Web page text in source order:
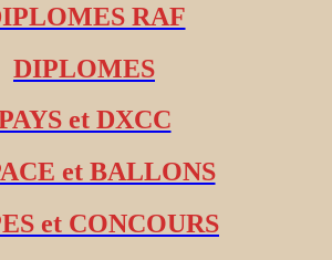
RAF
DIPLOMES
et DXCC
et BALLONS
et CONCOURS